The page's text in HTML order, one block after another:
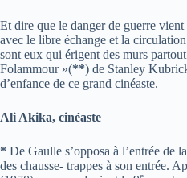
Et dire que le danger de guerre
avec le libre échange et la
sont eux qui érigent des murs
Folammour »(**) de Stanley
d’enfance de ce grand cinéaste.
Ali Akika, cinéaste
* De Gaulle s’opposa à l’entrée de
des chausse- trappes à son entrée.